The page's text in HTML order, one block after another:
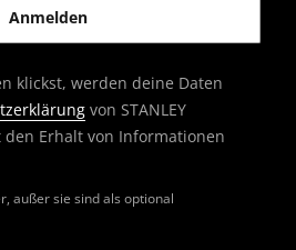
außer sie sind als optional
klickst, werden deine Daten
von STANLEY
Erhalt von Informationen